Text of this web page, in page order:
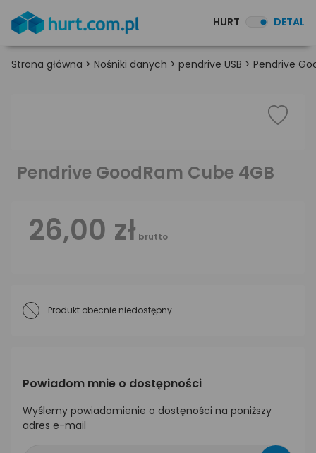
HURT DETAL
Strona główna > Nośniki danych > pendrive USB > Pendrive
Pendrive GoodRam Cube 4GB
26,00 zł brutto
Produkt obecnie niedostępny
Powiadom mnie o dostępności
Wyślemy powiadomienie o dostęności na poniższy
adres e-mail